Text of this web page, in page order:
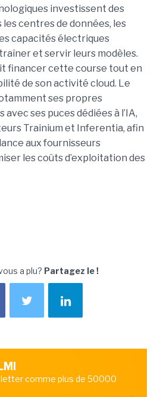
investissent des
les centres de données, les
capacités électriques
et servir leurs modèles.
financer cette course tout en
de son activité cloud. Le
ses propres
ses puces dédiées à l’IA,
Trainium et Inferentia, afin
aux fournisseurs
les coûts d’exploitation des
a plu? Partagez le !
comme plus de 50000